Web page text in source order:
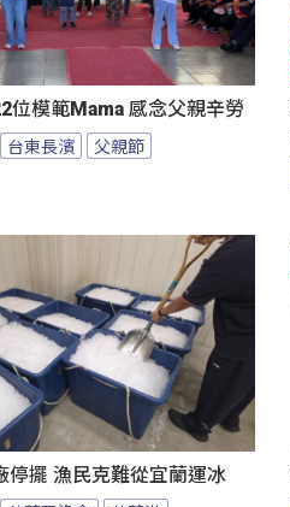
位模範Mama 感念父親辛勞
台東長濱 父親節
停擺 漁民克難從宜蘭運冰